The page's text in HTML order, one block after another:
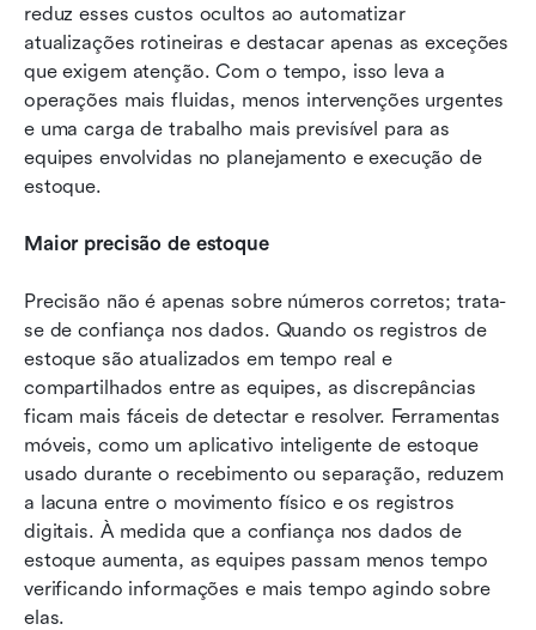
reduz esses custos ocultos ao automatizar
atualizações rotineiras e destacar apenas as exceções
que exigem atenção. Com o tempo, isso leva a
operações mais fluidas, menos intervenções urgentes
e uma carga de trabalho mais previsível para as
equipes envolvidas no planejamento e execução de
estoque.
Maior precisão de estoque
Precisão não é apenas sobre números corretos; trata-
se de confiança nos dados. Quando os registros de
estoque são atualizados em tempo real e
compartilhados entre as equipes, as discrepâncias
ficam mais fáceis de detectar e resolver. Ferramentas
móveis, como um aplicativo inteligente de estoque
usado durante o recebimento ou separação, reduzem
a lacuna entre o movimento físico e os registros
digitais. À medida que a confiança nos dados de
estoque aumenta, as equipes passam menos tempo
verificando informações e mais tempo agindo sobre
elas.